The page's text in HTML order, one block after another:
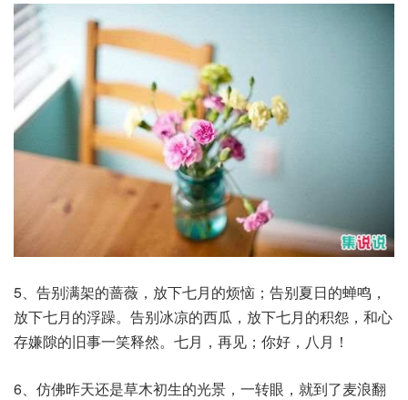
5、告别满架的蔷薇，放下七月的烦恼；告别夏日的蝉鸣，
放下七月的浮躁。告别冰凉的西瓜，放下七月的积怨，和心
存嫌隙的旧事一笑释然。七月，再见；你好，八月！
6、仿佛昨天还是草木初生的光景，一转眼，就到了麦浪翻